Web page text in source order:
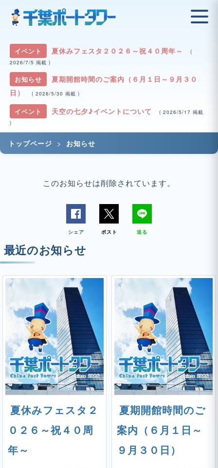
イベント 夏休みフェスタ２０２６～祝４０周年～
(
2026/7/5 掲載 )
お知らせ
夏期開館時間のご案内（６月１日～９月３０
日）
( 2026/5/30 掲載 )
イベント 天空の七夕♪イベントについて
( 2026/5/17 掲載
)
トップページ > お知らせ
このお知らせは削除されています。
シェア ポスト 送る
最近のお知らせ
夏休みフェスタ２
０２６～祝４０周
年～
夏期開館時間のご
案内（６月１日～
９月３０日）